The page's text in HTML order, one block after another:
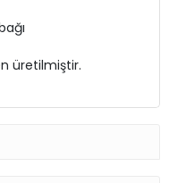
üretilmiştir.